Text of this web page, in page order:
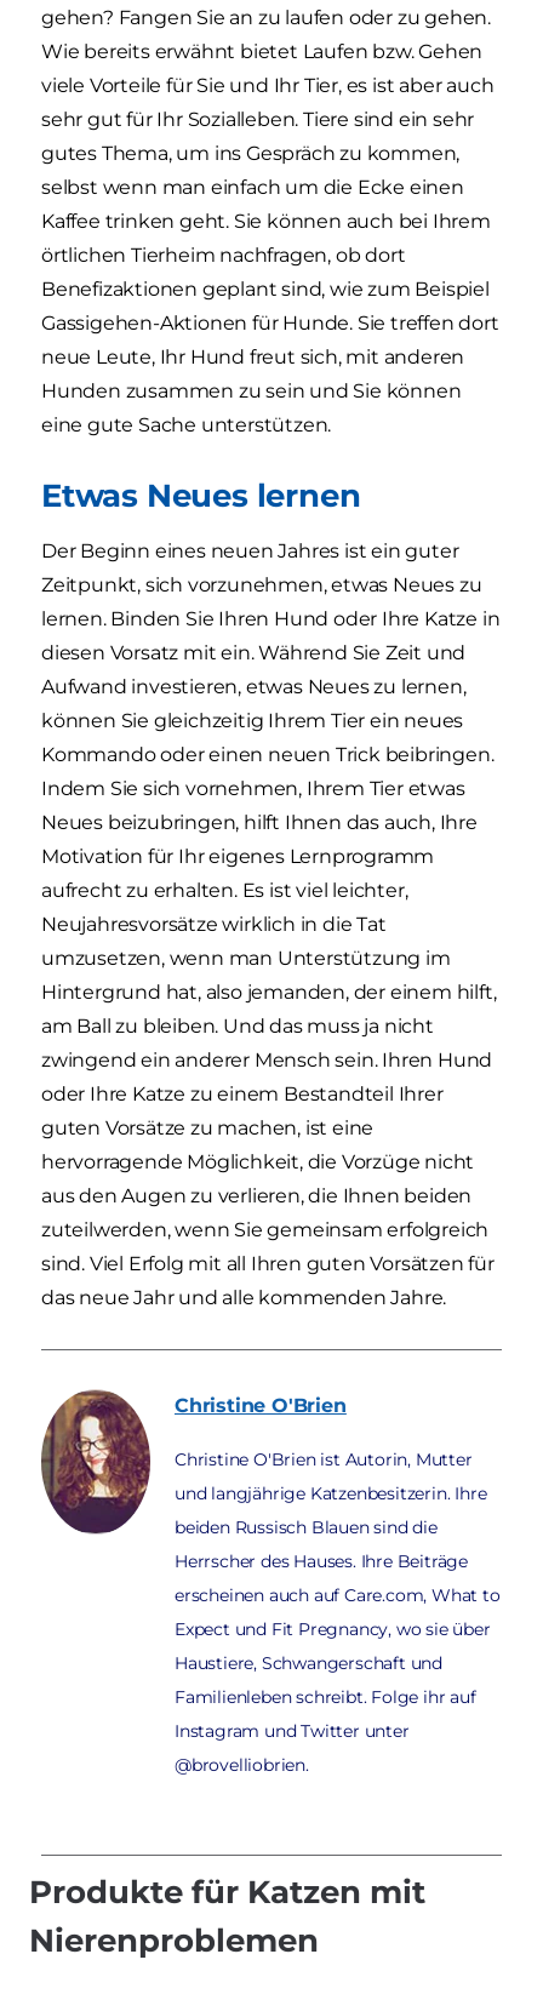
gehen? Fangen Sie an zu laufen oder zu gehen.
Wie bereits erwähnt bietet Laufen bzw. Gehen
viele Vorteile für Sie und Ihr Tier, es ist aber auch
sehr gut für Ihr Sozialleben. Tiere sind ein sehr
gutes Thema, um ins Gespräch zu kommen,
selbst wenn man einfach um die Ecke einen
Kaffee trinken geht. Sie können auch bei Ihrem
örtlichen Tierheim nachfragen, ob dort
Benefizaktionen geplant sind, wie zum Beispiel
Gassigehen-Aktionen für Hunde. Sie treffen dort
neue Leute, Ihr Hund freut sich, mit anderen
Hunden zusammen zu sein und Sie können
eine gute Sache unterstützen.
Etwas Neues lernen
Der Beginn eines neuen Jahres ist ein guter
Zeitpunkt, sich vorzunehmen, etwas Neues zu
lernen. Binden Sie Ihren Hund oder Ihre Katze in
diesen Vorsatz mit ein. Während Sie Zeit und
Aufwand investieren, etwas Neues zu lernen,
können Sie gleichzeitig Ihrem Tier ein neues
Kommando oder einen neuen Trick beibringen.
Indem Sie sich vornehmen, Ihrem Tier etwas
Neues beizubringen, hilft Ihnen das auch, Ihre
Motivation für Ihr eigenes Lernprogramm
aufrecht zu erhalten. Es ist viel leichter,
Neujahresvorsätze wirklich in die Tat
umzusetzen, wenn man Unterstützung im
Hintergrund hat, also jemanden, der einem hilft,
am Ball zu bleiben. Und das muss ja nicht
zwingend ein anderer Mensch sein. Ihren Hund
oder Ihre Katze zu einem Bestandteil Ihrer
guten Vorsätze zu machen, ist eine
hervorragende Möglichkeit, die Vorzüge nicht
aus den Augen zu verlieren, die Ihnen beiden
zuteilwerden, wenn Sie gemeinsam erfolgreich
sind. Viel Erfolg mit all Ihren guten Vorsätzen für
das neue Jahr und alle kommenden Jahre.
Christine O'Brien
Christine O'Brien ist Autorin, Mutter
und langjährige Katzenbesitzerin. Ihre
beiden Russisch Blauen sind die
Herrscher des Hauses. Ihre Beiträge
erscheinen auch auf Care.com, What to
Expect und Fit Pregnancy, wo sie über
Haustiere, Schwangerschaft und
Familienleben schreibt. Folge ihr auf
Instagram und Twitter unter
@brovelliobrien.
Produkte für Katzen mit
Nierenproblemen